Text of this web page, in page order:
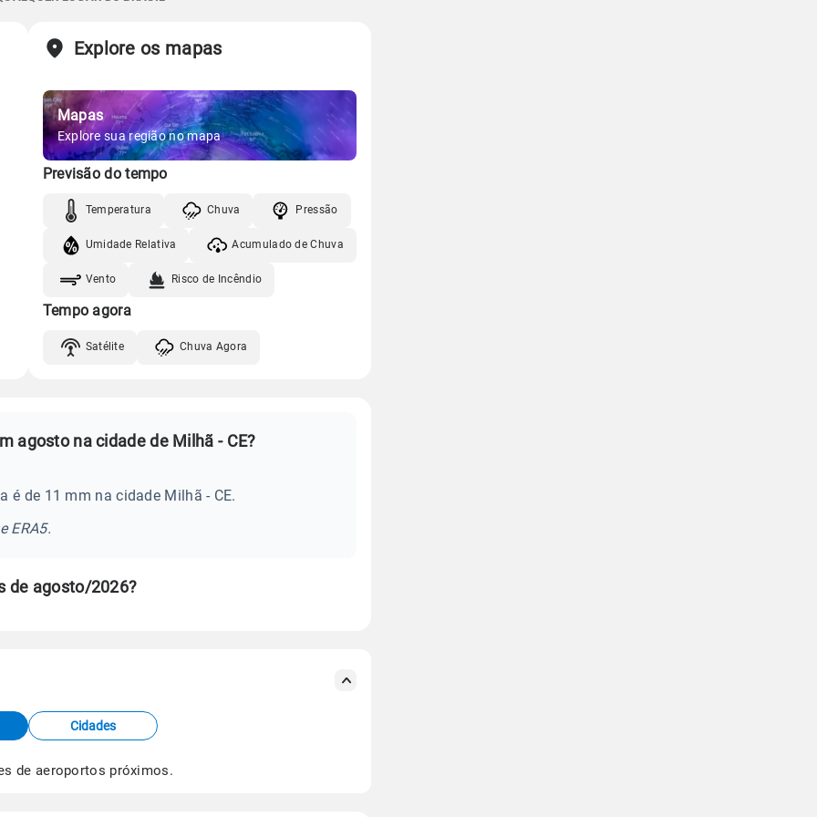
Vento Umidade
05:45h às 17:39h
Minguante
Gráfico
Vento Umidade
Explore os mapas
Mapas
Explore sua região no mapa
Previsão do tempo
Temperatura Chuva Pressão
Umidade Relativa Acumulado de Chuva
Vento Risco de Incêndio
Tempo agora
Satélite Chuva Agora
agosto na cidade de Milhã - CE?
é de 11 mm na cidade Milhã - CE.
ERA5.
de agosto/2026?
Cidades
de aeroportos próximos.